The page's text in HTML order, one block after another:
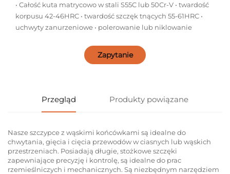
• Całość kuta matrycowo w stali S55C lub 50Cr-V • twardość
korpusu 42-46HRC • twardość szczęk tnących 55-61HRC •
uchwyty zanurzeniowe • polerowanie lub niklowanie
Zapytanie
Przegląd Produkty powiązane
Nasze szczypce z wąskimi końcówkami są idealne do
chwytania, gięcia i cięcia przewodów w ciasnych lub wąskich
przestrzeniach. Posiadają długie, stożkowe szczęki
zapewniające precyzję i kontrolę, są idealne do prac
rzemieślniczych i mechanicznych. Są niezbędnym narzędziem